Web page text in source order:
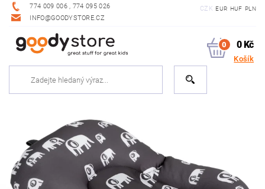
774 009 006 , 774 095 026
INFO@GOODYSTORE.CZ
CZK EUR HUF PLN
0 0 Kč
Košík